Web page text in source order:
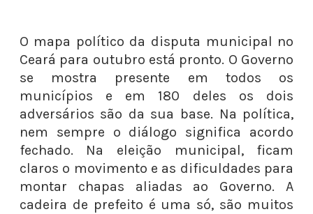
O mapa político da disputa municipal no
Ceará para outubro está pronto. O Governo
se mostra presente em todos os
municípios e em 180 deles os dois
adversários são da sua base. Na política,
nem sempre o diálogo significa acordo
fechado. Na eleição municipal, ficam
claros o movimento e as dificuldades para
montar chapas aliadas ao Governo. A
cadeira de prefeito é uma só, são muitos